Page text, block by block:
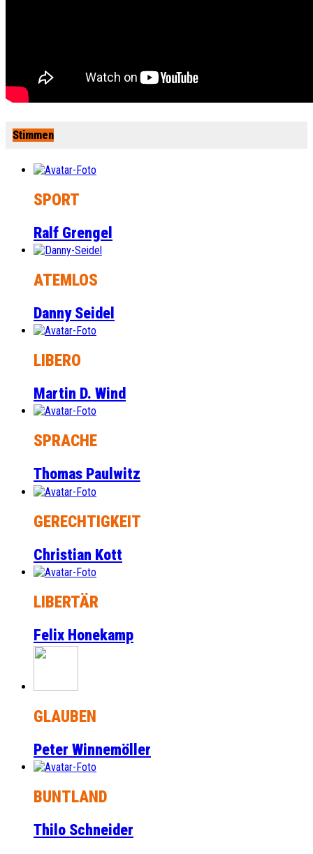
Stimmen
SPORT
Ralf Grengel
ATEMLOS
Danny Seidel
LIBERO
Martin D. Wind
SPRACHE
Thomas Paulwitz
GERECHTIGKEIT
Christian Kott
LIBERTÄR
Felix Honekamp
GLAUBEN
Peter Winnemöller
BUNTLAND
Thilo Schneider